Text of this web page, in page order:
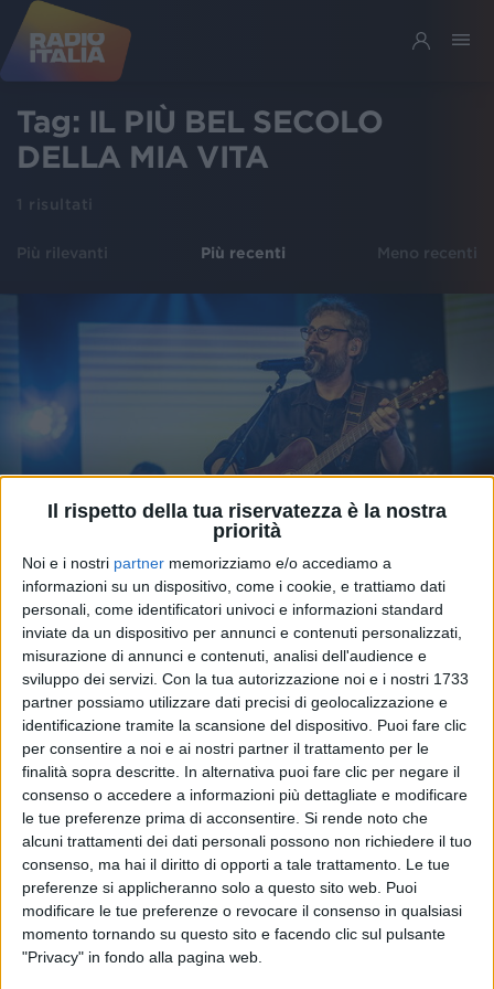
Il rispetto della tua riservatezza è la nostra
priorità
Noi e i nostri partner memorizziamo e/o accediamo a
informazioni su un dispositivo, come i cookie, e trattiamo dati
personali, come identificatori univoci e informazioni standard
inviate da un dispositivo per annunci e contenuti personalizzati,
misurazione di annunci e contenuti, analisi dell'audience e
sviluppo dei servizi. Con la tua autorizzazione noi e i nostri 1733
partner possiamo utilizzare dati precisi di geolocalizzazione e
identificazione tramite la scansione del dispositivo. Puoi fare clic
per consentire a noi e ai nostri partner il trattamento per le
finalità sopra descritte. In alternativa puoi fare clic per negare il
consenso o accedere a informazioni più dettagliate e modificare
le tue preferenze prima di acconsentire. Si rende noto che
alcuni trattamenti dei dati personali possono non richiedere il tuo
consenso, ma hai il diritto di opporti a tale trattamento. Le tue
preferenze si applicheranno solo a questo sito web. Puoi
modificare le tue preferenze o revocare il consenso in qualsiasi
momento tornando su questo sito e facendo clic sul pulsante
"Privacy" in fondo alla pagina web.
Tag: IL PIÙ BEL SECOLO
DELLA MIA VITA
1 risultati
Più rilevanti Più recenti Meno recenti
CON VALERIO LUNDINI 18 lug 2023
Il ritorno di Brunori Sas con “La vita com'è”,
la nuova canzone per il cinema
Il brano farà parte della colonna sonora de “Il più bel
secolo della mia vita”, dal 7 settembre al cinema
diDaniele Verderio